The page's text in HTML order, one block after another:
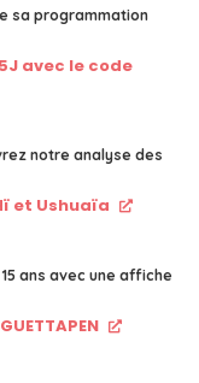
sa programmation
avec le code
notre analyse des
et Ushuaïa
ans avec une affiche